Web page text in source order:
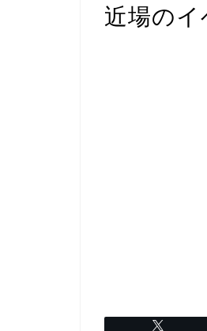
近場のイ